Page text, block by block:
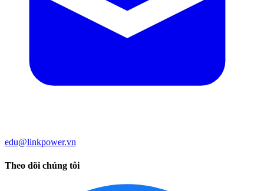
edu@linkpower.vn
Theo dõi chúng tôi